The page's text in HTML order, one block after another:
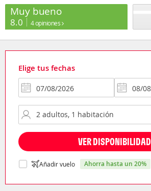
Muy bueno
8.0 4 opiniones
Elige tus fechas
VER DISPONIBILIDAD
Añadir vuelo ahorra hasta un 20%